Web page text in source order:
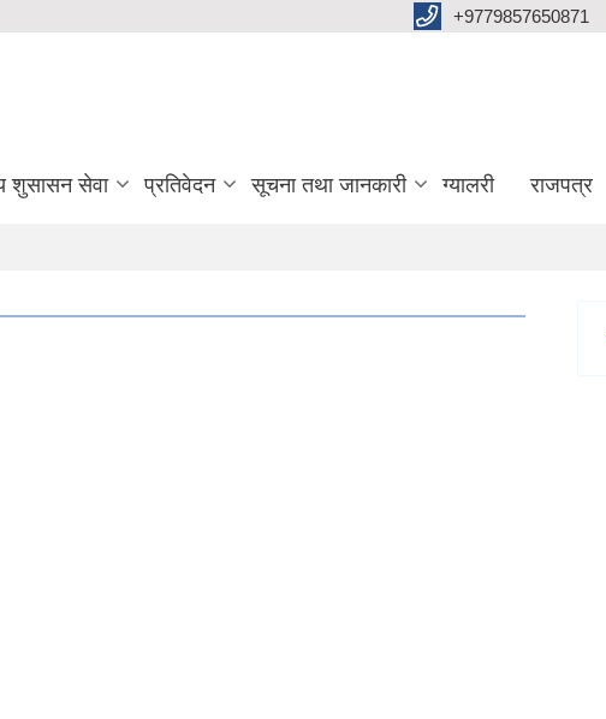
+9779857650871
शुसासन सेवा प्रतिवेदन सूचना तथा जानकारी ग्यालरी राजपत्र